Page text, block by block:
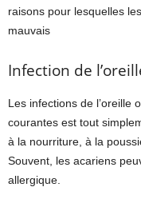
raisons pour lesquelles
mauvais
Infection de
Les infections de l’oreille
courantes est tout
à la nourriture, à la
Souvent, les acariens
allergique.